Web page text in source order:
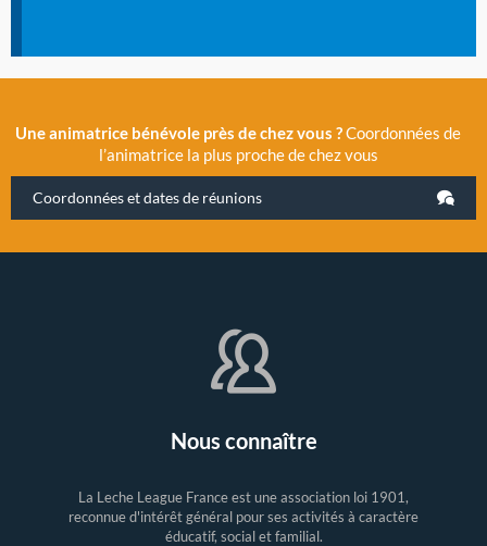
Une animatrice bénévole près de chez vous ?Coordonnées de
l’animatrice la plus proche de chez vous
Coordonnées et dates de réunions
Nous connaître
La Leche League France est une association loi 1901,
reconnue d'intérêt général pour ses activités à caractère
éducatif, social et familial.